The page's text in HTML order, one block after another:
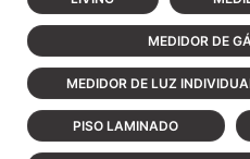
MEDIDOR DE
MEDIDOR DE LUZ
PISO LAMINADO